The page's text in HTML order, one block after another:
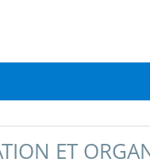
ET